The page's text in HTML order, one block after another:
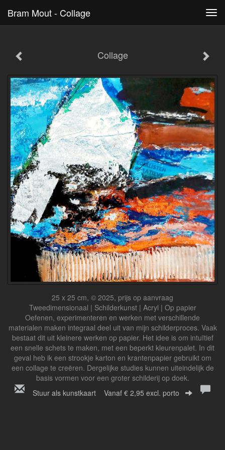
Bram Mout - Collage
Collage
25 x 25 cm, © 2025, prijs op aanvraag
Tweedimensionaal | Schilderkunst | Acryl | Op papier
Oefenen, experimenteren en werken met verschillende
materialen maken integraal deel uit van mijn schilderproces. Vaak
bestaat dit uit kleinere werken op papier. Het idee is om intuïtief
een snelle schets te maken, met een beperkt kleurenpalet. In dit
geval heb ik een strookje karton en krantenpapier gebruikt om
een collage te creëren. Dergelijke studies kunnen uiteindelijk de
basis vormen voor een groter schilderij op doek.
Stuur als kunstkaart Vanaf € 2,95 excl. porto